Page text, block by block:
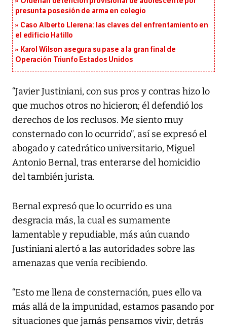
presunta posesión de arma en colegio
Caso Alberto Llerena: las claves del enfrentamiento en
el edificio Hatillo
Karol Wilson asegura su pase a la gran final de
Operación Triunfo Estados Unidos
“Javier Justiniani, con sus pros y contras hizo lo
que muchos otros no hicieron; él defendió los
derechos de los reclusos. Me siento muy
consternado con lo ocurrido”, así se expresó el
abogado y catedrático universitario, Miguel
Antonio Bernal, tras enterarse del homicidio
del también jurista.
Bernal expresó que lo ocurrido es una
desgracia más, la cual es sumamente
lamentable y repudiable, más aún cuando
Justiniani alertó a las autoridades sobre las
amenazas que venía recibiendo.
“Esto me llena de consternación, pues ello va
más allá de la impunidad, estamos pasando por
situaciones que jamás pensamos vivir, detrás